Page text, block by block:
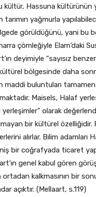
Hassuna kültürünün
yağmurla
görüldüğünü, yani bu
çömleğiyle Elam’daki
deyimiyle “sayısız
bölgesinde daha
maddi buluntuları
Maisels, Halaf
olarak
bir kültürel
alırlar. Bilim
bir coğrafyada ticaret
genel kabul gören
kalkmasının bir
açıktır. (Mellaart, s.119)